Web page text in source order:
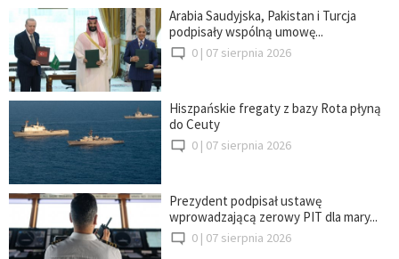
Arabia Saudyjska, Pakistan i Turcja
podpisały wspólną umowę...
0 | 07 sierpnia 2026
Hiszpańskie fregaty z bazy Rota płyną
do Ceuty
0 | 07 sierpnia 2026
Prezydent podpisał ustawę
wprowadzającą zerowy PIT dla mary...
0 | 07 sierpnia 2026